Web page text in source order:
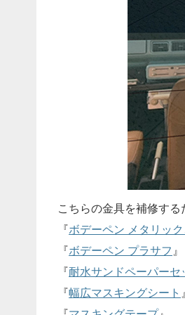
こちらの金具を補修す
『ボデーペン メタリッ
『ボデーペン プラサフ 』
『耐水サンドペーパーセ
『幅広マスキングシート